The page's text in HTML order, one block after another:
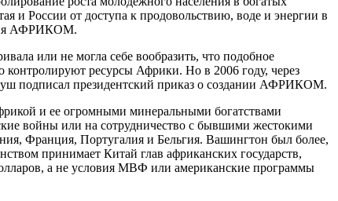
и России от доступа к продовольствию, воде и энергии в
АФРИКОМ.
или не могла себе вообразить, что подобное
ресурсы Африки. Но в 2006 году, через
подписал президентский приказ о создании АФРИКОМ.
и ее огромными минеральными богатствами
войны или на сотрудничество с бывшими жестокими
Франция, Португалия и Бельгия. Вашингтон был более,
принимает Китай глав африканских государств,
а не условия МВФ или американские программы